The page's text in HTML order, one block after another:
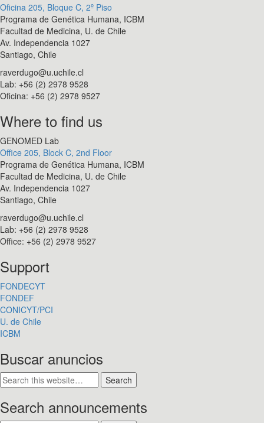
Oficina 205, Bloque C, 2º Piso
Programa de Genética Humana, ICBM
Facultad de Medicina, U. de Chile
Av. Independencia 1027
Santiago, Chile
raverdugo@u.uchile.cl
Lab: +56 (2) 2978 9528
Oficina: +56 (2) 2978 9527
Where to find us
GENOMED Lab
Office 205, Block C, 2nd Floor
Programa de Genética Humana, ICBM
Facultad de Medicina, U. de Chile
Av. Independencia 1027
Santiago, Chile
raverdugo@u.uchile.cl
Lab: +56 (2) 2978 9528
Office: +56 (2) 2978 9527
Support
FONDECYT
FONDEF
CONICYT/PCI
U. de Chile
ICBM
Buscar anuncios
Search announcements